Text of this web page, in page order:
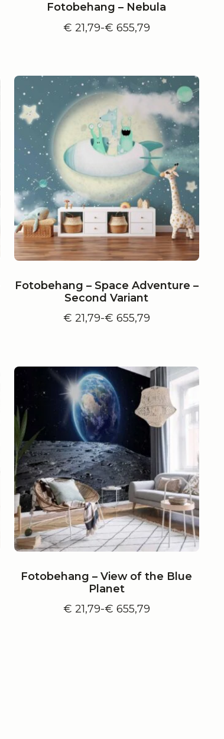
Fotobehang – Nebula
€ 21,79-€ 655,79
Prijsklasse:
Fotobehang – Space Adventure –
Second Variant
€ 21,79-€ 655,79
Prijsklasse:
Fotobehang – View of the Blue
Planet
€ 21,79-€ 655,79
Prijsklasse: